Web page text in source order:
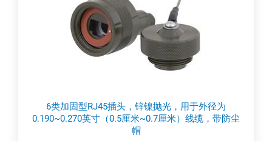
6类加固型RJ45插头，锌镍抛光，用于外径为
0.190~0.270英寸（0.5厘米~0.7厘米）线缆，带防尘
帽